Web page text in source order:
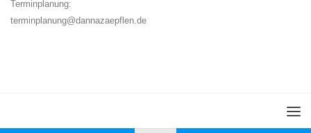
Terminplanung:
terminplanung@dannazaepflen.de